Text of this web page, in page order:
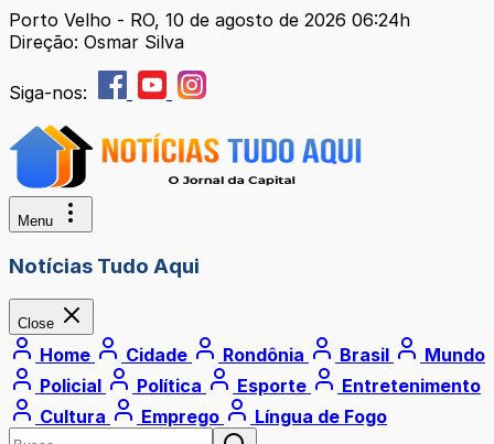
Porto Velho - RO, 10 de agosto de 2026 06:24h
Direção: Osmar Silva
Siga-nos:
Menu
Notícias Tudo Aqui
Close
Home Cidade Rondônia Brasil
Mundo
Policial
Política Esporte
Entretenimento
Cultura
Emprego Língua de Fogo